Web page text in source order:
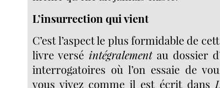
L’insurrection qui vient
C’est l’aspect le plus formidable de
livre versé intégralementau dossier
interrogatoires où l’on essaie de
vous vivez comme il est écrit dans